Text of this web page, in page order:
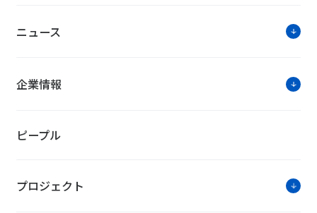
ニュース
企業情報
ピープル
プロジェクト